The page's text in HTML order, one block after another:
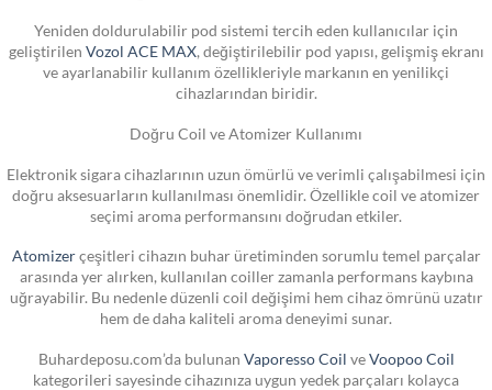
Yeniden doldurulabilir pod sistemi tercih eden kullanıcılar için
geliştirilen Vozol ACE MAX, değiştirilebilir pod yapısı, gelişmiş ekranı
ve ayarlanabilir kullanım özellikleriyle markanın en yenilikçi
cihazlarından biridir.
Doğru Coil ve Atomizer Kullanımı
Elektronik sigara cihazlarının uzun ömürlü ve verimli çalışabilmesi için
doğru aksesuarların kullanılması önemlidir. Özellikle coil ve atomizer
seçimi aroma performansını doğrudan etkiler.
Atomizerçeşitleri cihazın buhar üretiminden sorumlu temel parçalar
arasında yer alırken, kullanılan coiller zamanla performans kaybına
uğrayabilir. Bu nedenle düzenli coil değişimi hem cihaz ömrünü uzatır
hem de daha kaliteli aroma deneyimi sunar.
Buhardeposu.com’da bulunan Vaporesso Coil veVoopoo Coil
kategorileri sayesinde cihazınıza uygun yedek parçaları kolayca